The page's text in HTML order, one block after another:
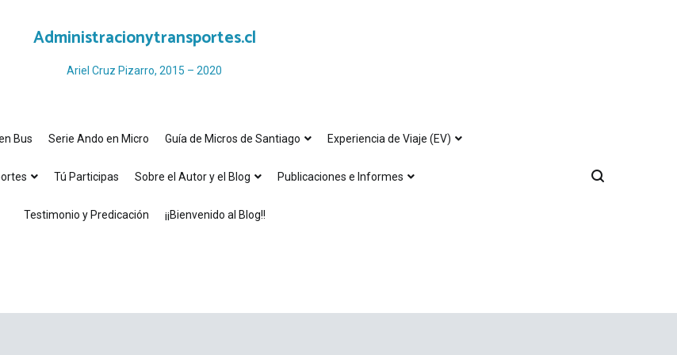
Administracionytransportes.cl
Ariel Cruz Pizarro, 2015 – 2020
Bus Serie Ando en Micro Guía de Micros de Santiago Experiencia de Viaje (EV)
Tú Participas Sobre el Autor y el Blog Publicaciones e Informes
Testimonio y Predicación ¡¡Bienvenido al Blog!!